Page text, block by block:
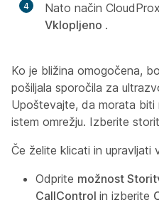
4 Nato način
Vklopljeno .
Ko je bližina omogočena,
pošiljala sporočila za
Upoštevajte, da morata biti
istem omrežju. Izberite
Če želite klicati in upravljati
Odprite možnost
CallControl in izberite